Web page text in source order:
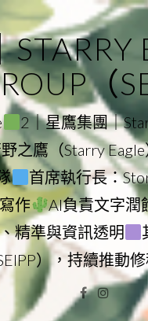
（
2｜星鷹集團｜
之鷹（Starry
首席執行長：
作 AI負責文字潤
精準與資訊透明
），持續推動
Facebook